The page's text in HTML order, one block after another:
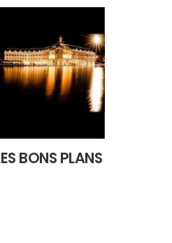
BONS PLANS